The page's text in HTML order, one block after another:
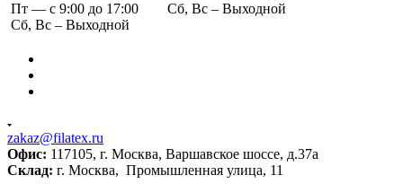
Пт — с 9:00 до 17:00
Сб, Вс – Выходной
Сб, Вс – Выходной
zakaz@filatex.ru
Офис: 117105, г. Москва, Варшавское шоссе, д.37а
Склад: г. Москва, Промышленная улица, 11